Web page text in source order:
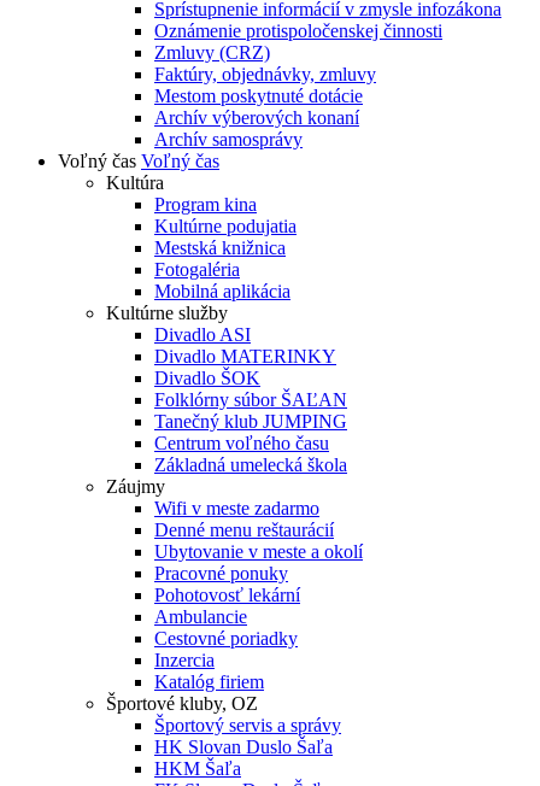
Sprístupnenie informácií v zmysle infozákona
Oznámenie protispoločenskej činnosti
Zmluvy (CRZ)
Faktúry, objednávky, zmluvy
Mestom poskytnuté dotácie
Archív výberových konaní
Archív samosprávy
Voľný čas Voľný čas
Kultúra
Program kina
Kultúrne podujatia
Mestská knižnica
Fotogaléria
Mobilná aplikácia
Kultúrne služby
Divadlo ASI
Divadlo MATERINKY
Divadlo ŠOK
Folklórny súbor ŠAĽAN
Tanečný klub JUMPING
Centrum voľného času
Základná umelecká škola
Záujmy
Wifi v meste zadarmo
Denné menu reštaurácií
Ubytovanie v meste a okolí
Pracovné ponuky
Pohotovosť lekární
Ambulancie
Cestovné poriadky
Inzercia
Katalóg firiem
Športové kluby, OZ
Športový servis a správy
HK Slovan Duslo Šaľa
HKM Šaľa